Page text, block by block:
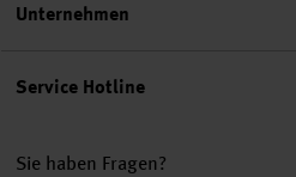
Service Hotline
Sie haben Fragen?
Unternehmen